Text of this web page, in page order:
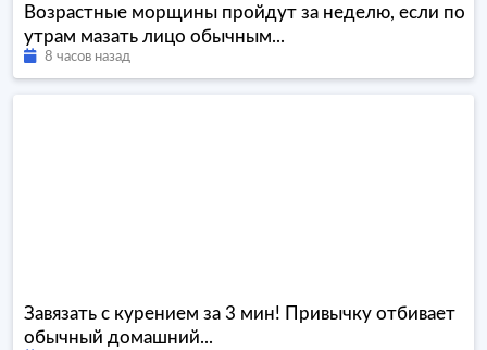
Возрастные морщины пройдут за неделю, если по
утрам мазать лицо обычным...
8 часов назад
Завязать с курением за 3 мин! Привычку отбивает
обычный домашний...